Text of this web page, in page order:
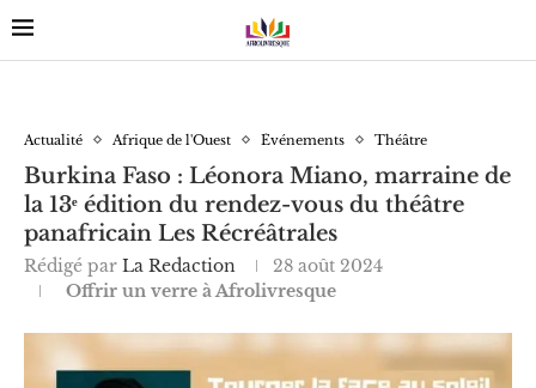
Actualité Afrique de l'Ouest Événements Théâtre
Burkina Faso : Léonora Miano, marraine de
la 13ᵉ édition du rendez-vous du théâtre
panafricain Les Récréâtrales
Rédigé par La Redaction
28 août 2024
Offrir un verre à Afrolivresque